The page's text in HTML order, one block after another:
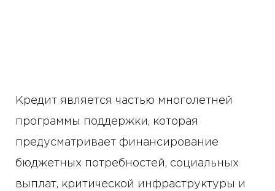
Кредит является частью многолетней
программы поддержки, которая
предусматривает финансирование
бюджетных потребностей, социальных
выплат, критической инфраструктуры и